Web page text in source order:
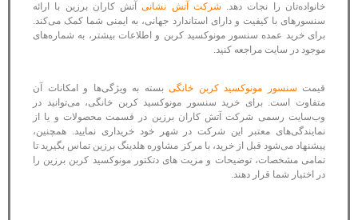
خانواده‌تان را نجات دهد. شرکت آتش نشانیآتش کاران برزین با ارائه
سنسورهای با کیفیت و دارای استاندارد جهانی، به ایمنی شما کمک می‌کند.
برای خرید عمده سنسور مونوکسید کربن و اطلاعات بیشتر، به شماره‌های
موجود در سایت مراجعه کنید.
قیمت سنسور مونوکسید کربن خانگی بسته به ویژگی‌ها و امکانات آن
متفاوت است. برای خرید سنسور مونوکسید کربن خانگی، می‌توانید در
وب‌سایت رسمی شرکت آتش کاران برزین در قسمت محصولات و یا از
نمایندگی‌های معتبر این شرکت در شهر خود خریداری نمایید. همچنین،
پیشنهاد می‌شود قبل از خرید، با مرکز مشاوره هلدینگ برزین تماس بگیرید تا
تمامی مشخصات، توضیحات و مزیت های دتکتور مونوکسید کربن برزین را
در اختیار شما قرار دهند.